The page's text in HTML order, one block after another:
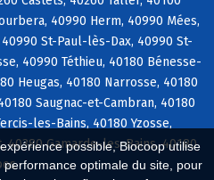
possible, Biocoop utilise
optimale du site, pour
40990 Herm, 40990 Mées,
St-Paul-lès-Dax, 40990 St-
40990 Téthieu, 40180 Bénesse-
Heugas, 40180 Narrosse, 40180
Saugnac-et-Cambran, 40180
les-Bains, 40180 Yzosse,
40380 Gamarde-les-Bains, 40180